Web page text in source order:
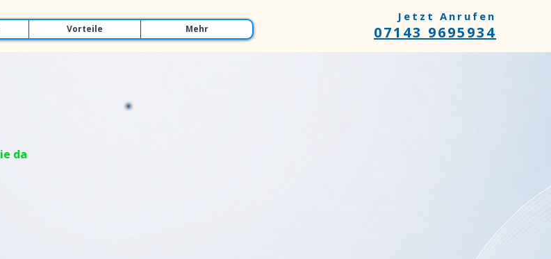
Jetzt Anrufen
07143 9695934
Vorteile Mehr
da